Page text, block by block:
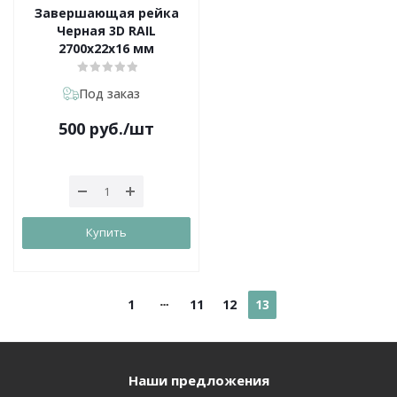
Завершающая рейка
Черная 3D RAIL
2700х22х16 мм
Под заказ
500 руб./шт
Купить
1 11 12 13
Наши предложения